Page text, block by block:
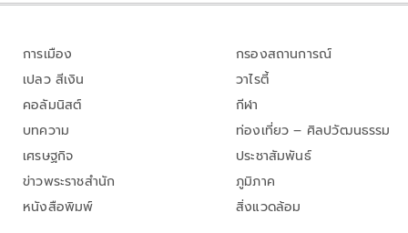
การเมือง
เปลว สีเงิน
คอลัมนิสต์
บทความ
เศรษฐกิจ
ข่าวพระราชสำนัก
หนังสือพิมพ์
กรองสถานการณ์
วาไรตี้
กีฬา
ท่องเที่ยว – ศิลปวัฒนธรรม
ประชาสัมพันธ์
ภูมิภาค
สิ่งแวดล้อม